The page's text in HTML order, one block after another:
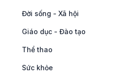
Đời sống - Xã hội
Giáo dục - Đào tạo
Thể thao
Sức khỏe